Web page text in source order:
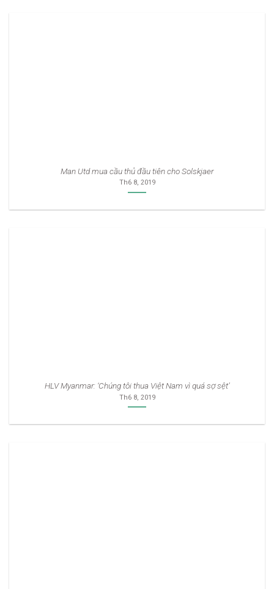
Man Utd mua cầu thủ đầu tiên cho Solskjaer
Th6 8, 2019
HLV Myanmar: ‘Chúng tôi thua Việt Nam vì quá sợ sệt’
Th6 8, 2019